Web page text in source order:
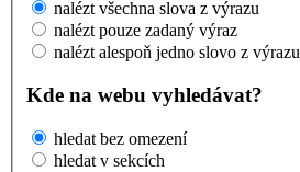
nalézt všechna slova z výrazu
nalézt pouze zadaný výraz
nalézt alespoň jedno slovo z výrazu
Kde na webu vyhledávat?
hledat bez omezení
hledat v sekcích